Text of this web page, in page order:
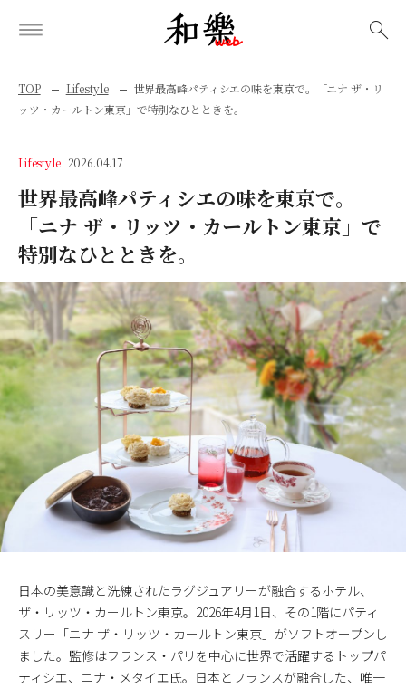
TOP Lifestyle
世界最高峰パティシエの味を東京で。「ニナ ザ・リ
ッツ・カールトン東京」で特別なひとときを。
Lifestyle 2026.04.17
世界最高峰パティシエの味を東京で。
「ニナ ザ・リッツ・カールトン東京」で
特別なひとときを。
日本の美意識と洗練されたラグジュアリーが融合するホテル、
ザ・リッツ・カールトン東京。2026年4月1日、その1階にパティ
スリー「ニナ ザ・リッツ・カールトン東京」がソフトオープンし
ました。監修はフランス・パリを中心に世界で活躍するトップパ
ティシエ、ニナ・メタイエ氏。日本とフランスが融合した、唯一